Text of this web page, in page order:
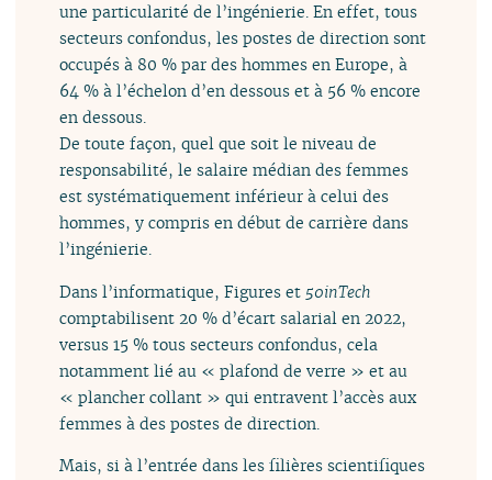
une particularité de l’ingénierie. En effet, tous
secteurs confondus, les postes de direction sont
occupés à 80 % par des hommes en Europe, à
64 % à l’échelon d’en dessous et à 56 % encore
en dessous.
De toute façon, quel que soit le niveau de
responsabilité, le salaire médian des femmes
est systématiquement inférieur à celui des
hommes, y compris en début de carrière dans
l’ingénierie.
Dans l’informatique, Figures et 50inTech
comptabilisent 20 % d’écart salarial en 2022,
versus 15 % tous secteurs confondus, cela
notamment lié au « plafond de verre » et au
« plancher collant » qui entravent l’accès aux
femmes à des postes de direction.
Mais, si à l’entrée dans les filières scientifiques